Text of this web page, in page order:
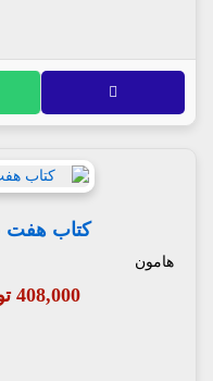
کتاب هفت
هامون
408,000 تومان